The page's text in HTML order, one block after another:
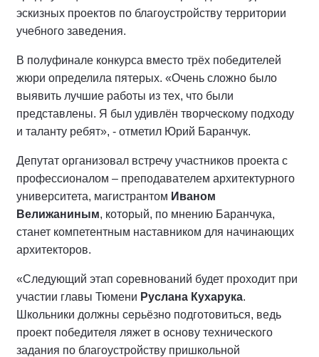
эскизных проектов по благоустройству территории
учебного заведения.
В полуфинале конкурса вместо трёх победителей
жюри определила пятерых. «Очень сложно было
выявить лучшие работы из тех, что были
представлены. Я был удивлён творческому подходу
и таланту ребят», - отметил Юрий Баранчук.
Депутат организовал встречу участников проекта с
профессионалом – преподавателем архитектурного
университета, магистрантом Иваном
Велижаниным, который, по мнению Баранчука,
станет компетентным наставником для начинающих
архитекторов.
«Следующий этап соревнований будет проходит при
участии главы Тюмени Руслана Кухарука.
Школьники должны серьёзно подготовиться, ведь
проект победителя ляжет в основу технического
задания по благоустройству пришкольной